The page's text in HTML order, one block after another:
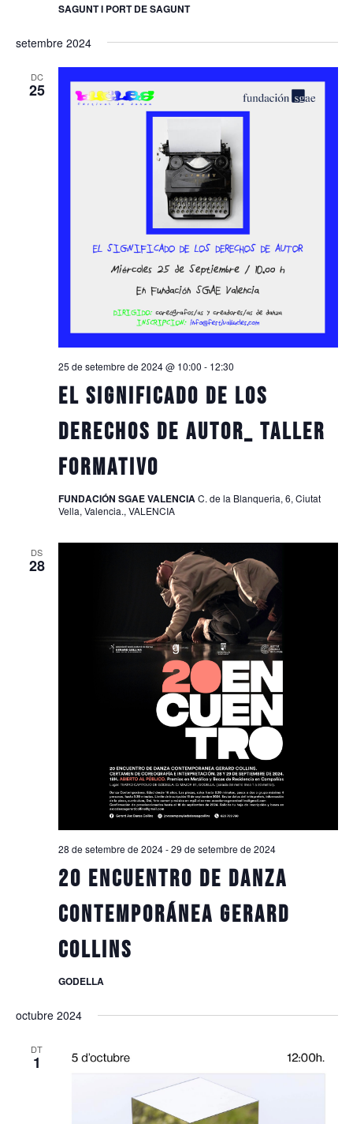
SAGUNT I PORT DE SAGUNT
setembre 2024
DC
25
25 de setembre de 2024 @ 10:00 - 12:30
EL SIGNIFICADO DE LOS
DERECHOS DE AUTOR_ TALLER
FORMATIVO
FUNDACIÓN SGAE VALENCIA C. de la Blanqueria, 6, Ciutat
Vella, Valencia., VALENCIA
DS
28
28 de setembre de 2024-29 de setembre de 2024
20 ENCUENTRO DE DANZA
CONTEMPORÁNEA GERARD
COLLINS
GODELLA
octubre 2024
DT
1